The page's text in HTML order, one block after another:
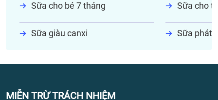
Sữa cho bé 7 tháng Sữa cho
Sữa giàu canxi Sữa phát
MIỄN TRỪ TRÁCH NHIỆM